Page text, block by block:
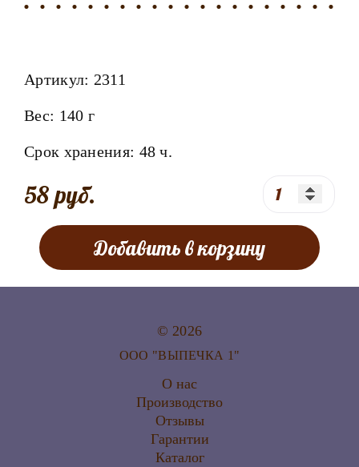
Артикул: 2311
Вес: 140 г
Срок хранения: 48 ч.
58 руб.
Добавить в корзину
© 2026
ООО "ВЫПЕЧКА 1"
О нас
Производство
Отзывы
Гарантии
Каталог